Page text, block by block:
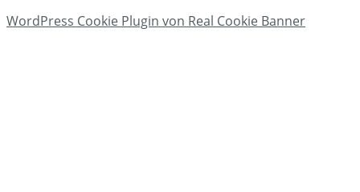
WordPress Cookie Plugin von Real Cookie Banner